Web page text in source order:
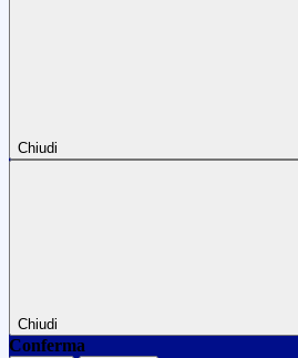
Chiudi
Chiudi
Conferma